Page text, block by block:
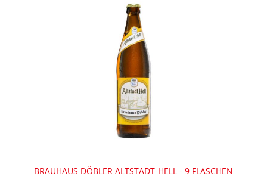
BRAUHAUS DÖBLER ALTSTADT-HELL - 9 FLASCHEN